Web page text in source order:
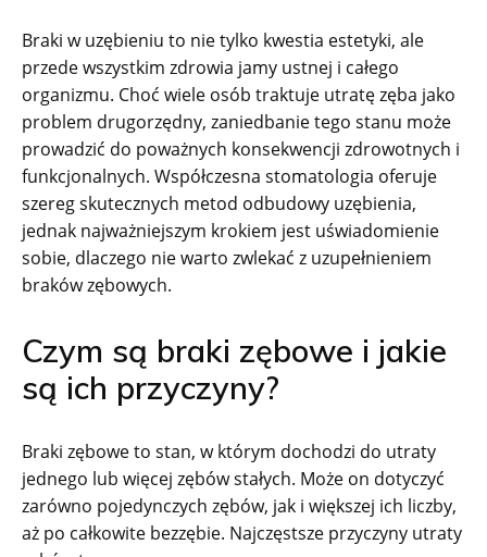
Braki w uzębieniu to nie tylko kwestia estetyki, ale
przede wszystkim zdrowia jamy ustnej i całego
organizmu. Choć wiele osób traktuje utratę zęba jako
problem drugorzędny, zaniedbanie tego stanu może
prowadzić do poważnych konsekwencji zdrowotnych i
funkcjonalnych. Współczesna stomatologia oferuje
szereg skutecznych metod odbudowy uzębienia,
jednak najważniejszym krokiem jest uświadomienie
sobie, dlaczego nie warto zwlekać z uzupełnieniem
braków zębowych.
Czym są braki zębowe i jakie
są ich przyczyny?
Braki zębowe to stan, w którym dochodzi do utraty
jednego lub więcej zębów stałych. Może on dotyczyć
zarówno pojedynczych zębów, jak i większej ich liczby,
aż po całkowite bezzębie. Najczęstsze przyczyny utraty